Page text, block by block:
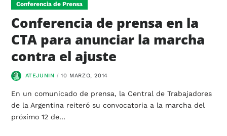
Conferencia de Prensa
Conferencia de prensa en la
CTA para anunciar la marcha
contra el ajuste
ATEJUNIN 10 MARZO, 2014
En un comunicado de prensa, la Central de Trabajadores
de la Argentina reiteró su convocatoria a la marcha del
próximo 12 de…